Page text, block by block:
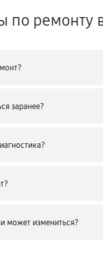
по ремонту
заранее?
может измениться?